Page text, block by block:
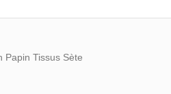
Papin Tissus Sète